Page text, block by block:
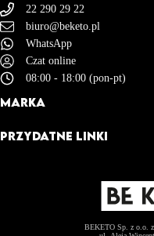
BEKETO Sp. z o.o. z
22 290 29 22
biuro@beketo.pl
WhatsApp
Czat online
08:00 - 18:00 (pon-pt)
MARKA
BeKeto Story
Zostań Ambasadorem
PRZYDATNE LINKI
Polityka Plików Cookies (EU)